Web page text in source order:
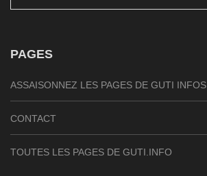
PAGES
ASSAISONNEZ LES PAGES DE GUTI INFOS
CONTACT
TOUTES LES PAGES DE GUTI.INFO